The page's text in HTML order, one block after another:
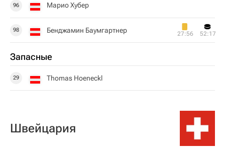
96 Марио Хубер
98 Бенджамин Баумгартнер 27:56 52:17
Запасные
29 Thomas Hoeneckl
Швейцария